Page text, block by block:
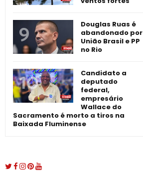
Douglas Ruas é
abandonado por
União Brasil e PP
no Rio
Candidato a
deputado
federal,
empresário
Wallace do
Sacramento é morto a tiros na
Baixada Fluminense